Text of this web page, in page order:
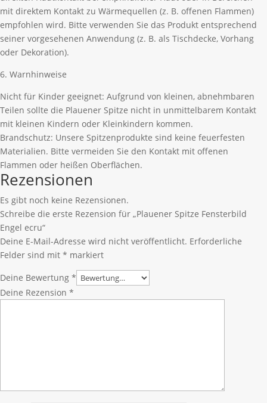
mit direktem Kontakt zu Wärmequellen (z. B. offenen Flammen)
empfohlen wird. Bitte verwenden Sie das Produkt entsprechend
seiner vorgesehenen Anwendung (z. B. als Tischdecke, Vorhang
oder Dekoration).
6. Warnhinweise
Nicht für Kinder geeignet: Aufgrund von kleinen, abnehmbaren
Teilen sollte die Plauener Spitze nicht in unmittelbarem Kontakt
mit kleinen Kindern oder Kleinkindern kommen.
Brandschutz: Unsere Spitzenprodukte sind keine feuerfesten
Materialien. Bitte vermeiden Sie den Kontakt mit offenen
Flammen oder heißen Oberflächen.
Rezensionen
Es gibt noch keine Rezensionen.
Schreibe die erste Rezension für „Plauener Spitze Fensterbild
Engel ecru“
Deine E-Mail-Adresse wird nicht veröffentlicht. Erforderliche
Felder sind mit * markiert
Deine Bewertung *
Deine Rezension *